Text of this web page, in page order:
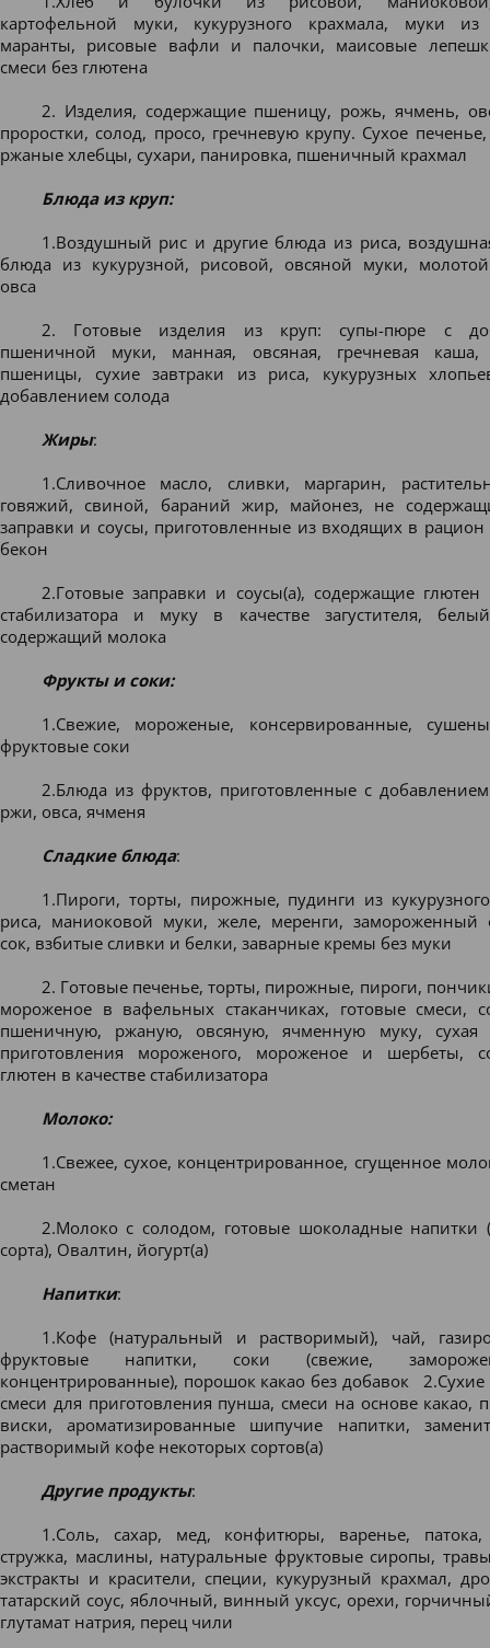
картофельной муки, кукурузного крахмала, муки
маранты, рисовые вафли и палочки, маисовые
смеси без глютена
2. Изделия, содержащие пшеницу, рожь, ячмень,
проростки, солод, просо, гречневую крупу. Сухое
ржаные хлебцы, сухари, панировка, пшеничный крахмал
Блюда из круп:
1.Воздушный рис и другие блюда из риса,
блюда из кукурузной, рисовой, овсяной муки,
овса
2. Готовые изделия из круп: супы-пюре с
пшеничной муки, манная, овсяная, гречневая каша,
пшеницы, сухие завтраки из риса, кукурузных
добавлением солода
Жиры:
1.Сливочное масло, сливки, маргарин,
говяжий, свиной, бараний жир, майонез, не
заправки и соусы, приготовленные из входящих в рацион
бекон
2.Готовые заправки и соусы(а), содержащие глютен
стабилизатора и муку в качестве загустителя,
содержащий молока
Фрукты и соки:
1.Свежие, мороженые, консервированные,
фруктовые соки
2.Блюда из фруктов, приготовленные с
ржи, овса, ячменя
Сладкие блюда:
1.Пироги, торты, пирожные, пудинги из
риса, маниоковой муки, желе, меренги, замороженный
сок, взбитые сливки и белки, заварные кремы без муки
2. Готовые печенье, торты, пирожные, пироги,
мороженое в вафельных стаканчиках, готовые смеси,
пшеничную, ржаную, овсяную, ячменную муку, сухая
приготовления мороженого, мороженое и шербеты,
глютен в качестве стабилизатора
Молоко:
1.Свежее, сухое, концентрированное, сгущенное
сметан
2.Молоко с солодом, готовые шоколадные напитки
сорта), Овалтин, йогурт(а)
Напитки:
1.Кофе (натуральный и растворимый), чай,
фруктовые напитки, соки (свежие,
концентрированные), порошок какао без добавок
смеси для приготовления пунша, смеси на основе какао,
виски, ароматизированные шипучие напитки,
растворимый кофе некоторых сортов(а)
Другие продукты:
1.Соль, сахар, мед, конфитюры, варенье, патока,
стружка, маслины, натуральные фруктовые сиропы,
экстракты и красители, специи, кукурузный крахмал,
татарский соус, яблочный, винный уксус, орехи,
глутамат натрия, перец чили